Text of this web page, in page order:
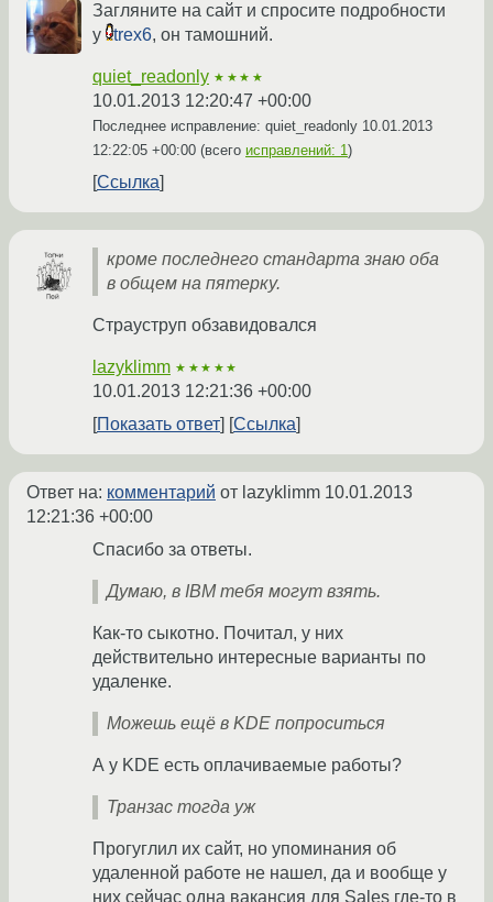
Загляните на сайт и спросите подробности
у
trex6, он тамошний.
quiet_readonly ★★★★
10.01.2013 12:20:47 +00:00
Последнее исправление: quiet_readonly 10.01.2013
12:22:05 +00:00 (всего исправлений: 1)
Ссылка
кроме последнего стандарта знаю оба
в общем на пятерку.
Страуструп обзавидовался
lazyklimm ★★★★★
10.01.2013 12:21:36 +00:00
Показать ответ
Ссылка
Ответ на: комментарий от lazyklimm 10.01.2013
12:21:36 +00:00
Спасибо за ответы.
Думаю, в IBM тебя могут взять.
Как-то сыкотно. Почитал, у них
действительно интересные варианты по
удаленке.
Можешь ещё в KDE попроситься
А у KDE есть оплачиваемые работы?
Транзас тогда уж
Прогуглил их сайт, но упоминания об
удаленной работе не нашел, да и вообще у
них сейчас одна вакансия для Sales где-то в